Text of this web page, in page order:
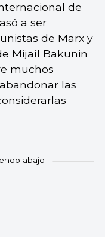
de
a ser
de Marx y
Mijaíl Bakunin
muchos
las